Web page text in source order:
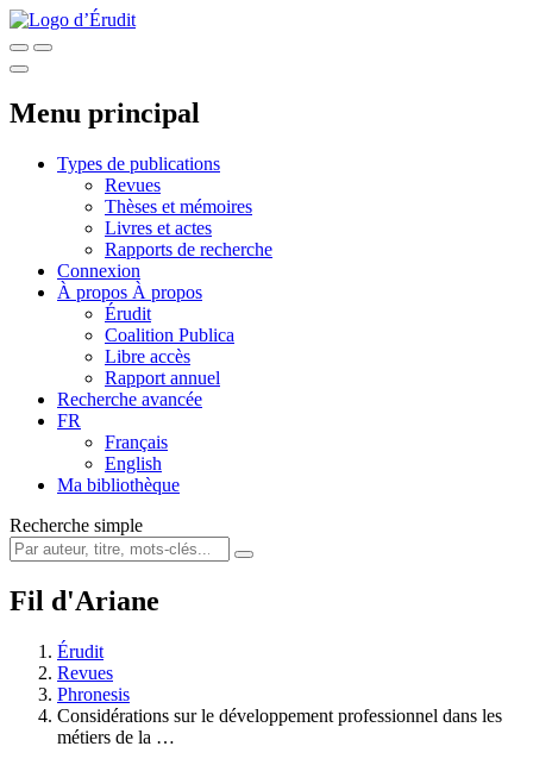
Menu principal
Types de publications
Revues
Thèses et mémoires
Livres et actes
Rapports de recherche
Connexion
À propos À propos
Érudit
Coalition Publica
Libre accès
Rapport annuel
Recherche avancée
FR
Français
English
Ma bibliothèque
Recherche simple
Fil d'Ariane
Érudit
Revues
Phronesis
Considérations sur le développement professionnel dans les
métiers de la …